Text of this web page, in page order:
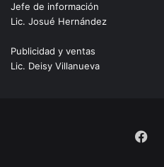
Jefe de información
Lic. Josué Hernández
Publicidad y ventas
Lic. Deisy Villanueva